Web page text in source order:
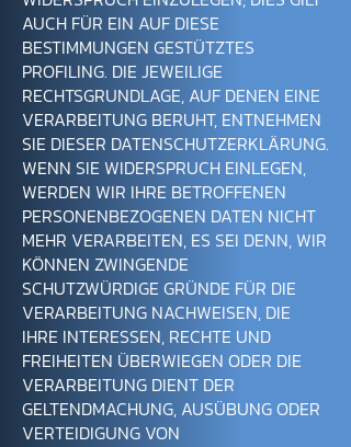
AUCH FÜR EIN AUF DIESE
BESTIMMUNGEN GESTÜTZTES
PROFILING. DIE JEWEILIGE
RECHTSGRUNDLAGE, AUF DENEN EINE
VERARBEITUNG BERUHT, ENTNEHMEN
SIE DIESER DATENSCHUTZERKLÄRUNG.
WENN SIE WIDERSPRUCH EINLEGEN,
WERDEN WIR IHRE BETROFFENEN
PERSONENBEZOGENEN DATEN NICHT
MEHR VERARBEITEN, ES SEI DENN, WIR
KÖNNEN ZWINGENDE
SCHUTZWÜRDIGE GRÜNDE FÜR DIE
VERARBEITUNG NACHWEISEN, DIE
IHRE INTERESSEN, RECHTE UND
FREIHEITEN ÜBERWIEGEN ODER DIE
VERARBEITUNG DIENT DER
GELTENDMACHUNG, AUSÜBUNG ODER
VERTEIDIGUNG VON